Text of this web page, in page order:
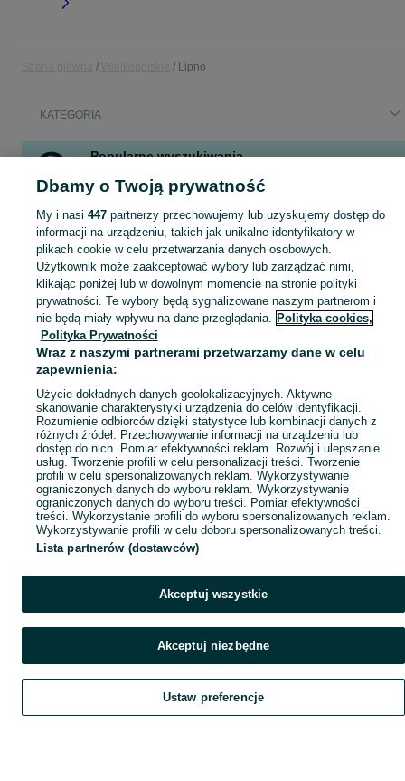
Lipno
KATEGORIA
Popularne wyszukiwania
praca wiśnie drapak dla kota
Skorzystaj z największego serwisu ogłoszeniowego - Lipno i okolice! Kupuj to, czego pragniesz i sprzedawaj to, czego już nie potrzebujesz!
Mapa kategorii
Mapa miejscowości
Mapa ministron
Popularne wyszukiwania
Szukaj Obserwujesz Dodaj Czat Konto
Dbamy o Twoją prywatność
My i nasi 447partnerzy przechowujemy lub uzyskujemy dostęp do
informacji na urządzeniu, takich jak unikalne identyfikatory w
plikach cookie w celu przetwarzania danych osobowych.
Użytkownik może zaakceptować wybory lub zarządzać nimi,
klikając poniżej lub w dowolnym momencie na stronie polityki
prywatności. Te wybory będą sygnalizowane naszym partnerom i
nie będą miały wpływu na dane przeglądania. Polityka cookies,
Polityka Prywatności
Wraz z naszymi partnerami przetwarzamy dane w celu
zapewnienia:
Użycie dokładnych danych geolokalizacyjnych. Aktywne
skanowanie charakterystyki urządzenia do celów identyfikacji.
Rozumienie odbiorców dzięki statystyce lub kombinacji danych z
różnych źródeł. Przechowywanie informacji na urządzeniu lub
dostęp do nich. Pomiar efektywności reklam. Rozwój i ulepszanie
usług. Tworzenie profili w celu personalizacji treści. Tworzenie
profili w celu spersonalizowanych reklam. Wykorzystywanie
ograniczonych danych do wyboru reklam. Wykorzystywanie
ograniczonych danych do wyboru treści. Pomiar efektywności
treści. Wykorzystanie profili do wyboru spersonalizowanych reklam.
Wykorzystywanie profili w celu doboru spersonalizowanych treści.
Lista partnerów (dostawców)
Akceptuj wszystkie
Akceptuj niezbędne
Ustaw preferencje